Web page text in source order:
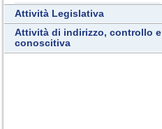
Attività Legislativa
Attività di indirizzo, controllo e
conoscitiva